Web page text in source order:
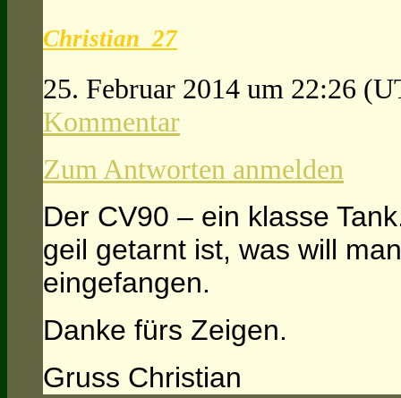
Christian_27
25. Februar 2014 um 22:26
Kommentar
Zum Antworten anmelden
Der CV90 – ein klasse
geil getarnt ist, was will
eingefangen.
Danke fürs Zeigen.
Gruss Christian